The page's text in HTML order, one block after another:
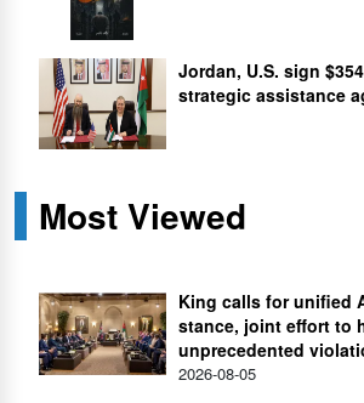
Jordan, U.S. sign
strategic assistance
Most Viewed
King calls for unified
stance, joint effort to
unprecedented
2026-08-05